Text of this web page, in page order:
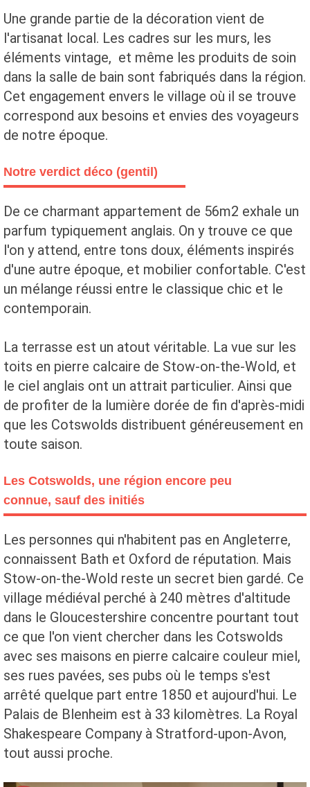
Une grande partie de la décoration vient de
l'artisanat local. Les cadres sur les murs, les
éléments vintage, et même les produits de soin
dans la salle de bain sont fabriqués dans la région.
Cet engagement envers le village où il se trouve
correspond aux besoins et envies des voyageurs
de notre époque.
Notre verdict déco (gentil)
De ce charmant appartement de 56m2 exhale un
parfum typiquement anglais. On y trouve ce que
l'on y attend, entre tons doux, éléments inspirés
d'une autre époque, et mobilier confortable. C'est
un mélange réussi entre le classique chic et le
contemporain.
La terrasse est un atout véritable. La vue sur les
toits en pierre calcaire de Stow-on-the-Wold, et
le ciel anglais ont un attrait particulier. Ainsi que
de profiter de la lumière dorée de fin d'après-midi
que les Cotswolds distribuent généreusement en
toute saison.
Les Cotswolds, une région encore peu
connue, sauf des initiés
Les personnes qui n'habitent pas en Angleterre,
connaissent Bath et Oxford de réputation. Mais
Stow-on-the-Wold reste un secret bien gardé. Ce
village médiéval perché à 240 mètres d'altitude
dans le Gloucestershire concentre pourtant tout
ce que l'on vient chercher dans les Cotswolds
avec ses maisons en pierre calcaire couleur miel,
ses rues pavées, ses pubs où le temps s'est
arrêté quelque part entre 1850 et aujourd'hui. Le
Palais de Blenheim est à 33 kilomètres. La Royal
Shakespeare Company à Stratford-upon-Avon,
tout aussi proche.